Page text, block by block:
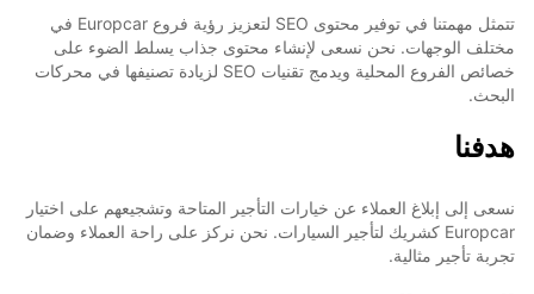
تتمثل مهمتنا في توفير محتوى SEO لتعزيز رؤية فروع Europcar في
مختلف الوجهات. نحن نسعى لإنشاء محتوى جذاب يسلط الضوء على
خصائص الفروع المحلية ويدمج تقنيات SEO لزيادة تصنيفها في محركات
البحث.
هدفنا
نسعى إلى إبلاغ العملاء عن خيارات التأجير المتاحة وتشجيعهم على اختيار
Europcar كشريك لتأجير السيارات. نحن نركز على راحة العملاء وضمان
تجربة تأجير مثالية.